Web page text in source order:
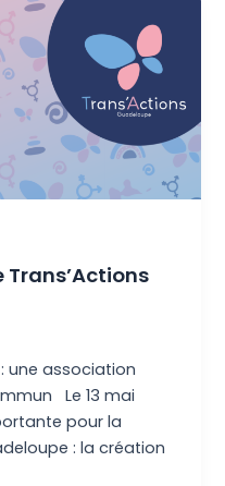
une association
Le 13 mai
pour la
: la création